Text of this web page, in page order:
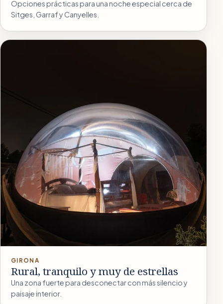
Opciones prácticas para una noche especial cerca de
Sitges, Garraf y Canyelles.
GIRONA
Rural, tranquilo y muy de estrellas
Una zona fuerte para desconectar con más silencio y
paisaje interior.